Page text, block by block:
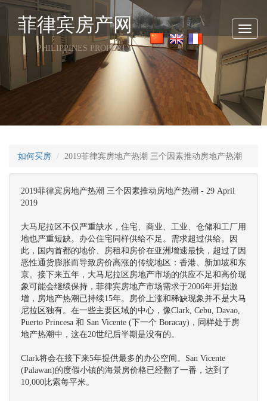
菲律宾房产网
PHILIPPINES PROPERTY
如何买房 2019菲律宾房地产热潮 三个因素推动房地产热潮
2019菲律宾房地产热潮 三个因素推动房地产热潮 - 29 April
2019
大马尼拉区不仅严重缺水，住宅、商业、工业、仓储和工厂用
地也严重短缺。办公住宅同样供给不足。需求超过供给。因
此，国内首都的地价、房租和房价在亚洲增速最快，超过了因
恶性通货膨胀而导致房价高涨的传统地区：香港、新加坡和东
京。接下来五年，大马尼拉区房地产市场的供应不足和高价现
象可能会继续保持，菲律宾房地产市场需求于2006年开始激
增，房地产热潮已持续15年。房价上涨和稀缺现象并不是大马
尼拉区独有。在一些主要区域的中心，像Clark, Cebu, Davao,
Puerto Princesa 和 San Vicente (下一个 Boracay)，同样处于房
地产热潮中，这在20世纪后半期是没有的。
Clark将会在接下来5年提供最多的办公空间。San Vicente
(Palawan)的度假小镇的海景房价格已经翻了一番，达到了
10,000比索每平米。